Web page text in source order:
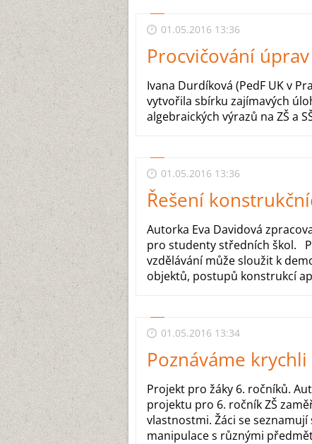
01.05.2016 13:36
Procvičování
Ivana Durdíková (PedF UK v
vytvořila sbírku zajímavých
algebraických výrazů na ZŠ a
01.05.2016 13:36
Řešení
Autorka Eva Davidová
pro studenty středních škol.
vzdělávání může sloužit k
objektů, postupů konstrukcí
01.05.2016 13:34
Poznáváme krychli
Projekt pro žáky 6. ročníků.
projektu pro 6. ročník ZŠ
vlastnostmi. Žáci se
manipulace s různými